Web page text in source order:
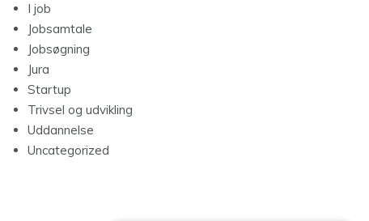
I job
Jobsamtale
Jobsøgning
Jura
Startup
Trivsel og udvikling
Uddannelse
Uncategorized